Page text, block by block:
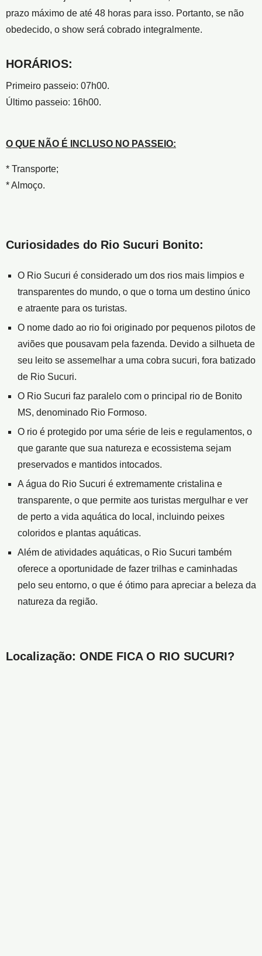
prazo máximo de até 48 horas para isso. Portanto, se não
obedecido, o show será cobrado integralmente.
HORÁRIOS:
Primeiro passeio: 07h00.
Último passeio: 16h00.
O QUE NÃO É INCLUSO NO PASSEIO:
* Transporte;
* Almoço.
Curiosidades do Rio Sucuri Bonito:
O Rio Sucuri é considerado um dos rios mais limpios e
transparentes do mundo, o que o torna um destino único
e atraente para os turistas.
O nome dado ao rio foi originado por pequenos pilotos de
aviões que pousavam pela fazenda. Devido a silhueta de
seu leito se assemelhar a uma cobra sucuri, fora batizado
de Rio Sucuri.
O Rio Sucuri faz paralelo com o principal rio de Bonito
MS, denominado Rio Formoso.
O rio é protegido por uma série de leis e regulamentos, o
que garante que sua natureza e ecossistema sejam
preservados e mantidos intocados.
A água do Rio Sucuri é extremamente cristalina e
transparente, o que permite aos turistas mergulhar e ver
de perto a vida aquática do local, incluindo peixes
coloridos e plantas aquáticas.
Além de atividades aquáticas, o Rio Sucuri também
oferece a oportunidade de fazer trilhas e caminhadas
pelo seu entorno, o que é ótimo para apreciar a beleza da
natureza da região.
Localização: ONDE FICA O RIO SUCURI?